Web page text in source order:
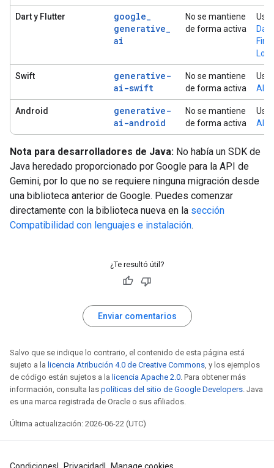
Dart y Flutter google_
generative_
ai
No se mantiene
de forma activa
Usa
Dart
Swift
generative-
ai-swift
No se mantiene
de forma activa
Usa
AI
Android
generative-
ai-android
No se mantiene
de forma activa
Usa
AI
Nota para desarrolladores de Java: No había un SDK de
Java heredado proporcionado por Google para la API de
Gemini, por lo que no se requiere ninguna migración desde
una biblioteca anterior de Google. Puedes comenzar
directamente con la biblioteca nueva en la sección
Compatibilidad con lenguajes e instalación.
¿Te resultó útil?
Enviar comentarios
Salvo que se indique lo contrario, el contenido de esta página está
sujeto a la licencia Atribución 4.0 de Creative Commons, y los ejemplos
de código están sujetos a la licencia Apache 2.0. Para obtener más
información, consulta las políticas del sitio de Google Developers. Java
es una marca registrada de Oracle o sus afiliados.
Última actualización: 2026-06-22 (UTC)